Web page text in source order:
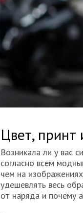
Цвет, принт
Возникала ли у вас
согласно всем
чем на
удешевлять весь
от наряда и почему